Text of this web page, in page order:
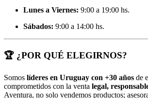
Lunes a Viernes: 9:00 a 19:00 hs.
Sábados: 9:00 a 14:00 hs.
🏆 ¿POR QUÉ ELEGIRNOS?
Somos líderes en Uruguay con +30 años de
comprometidos con la venta legal,
Aventura, no solo vendemos productos;